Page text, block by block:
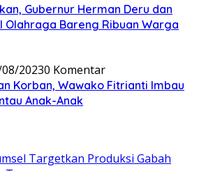
Gubernur Herman Deru dan
Olahraga Bareng Ribuan Warga
20230 Komentar
Korban, Wawako Fitrianti Imbau
Anak-Anak